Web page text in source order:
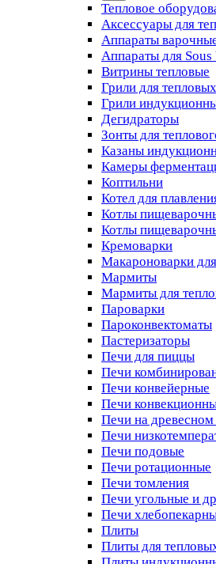
Тепловое
Аксессуары для
Аппараты
Аппараты для Sous
Витрины тепловые
Грили для
Грили
Дегидраторы
Зонты для
Казаны
Камеры
Коптильни
Котел для
Котлы
Котлы
Кремоварки
Макароноварки
Мармиты
Мармиты для
Пароварки
Пароконвектоматы
Пастеризаторы
Печи для пиццы
Печи
Печи конвейерные
Печи
Печи на древесном
Печи
Печи подовые
Печи ротационные
Печи томления
Печи угольные и
Печи
Плиты
Плиты для